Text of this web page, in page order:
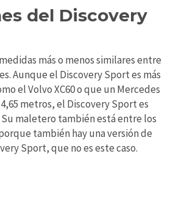
del Discovery
más o menos similares entre
Aunque el Discovery Sport es más
el Volvo XC60 o que un Mercedes
metros, el Discovery Sport es
Su maletero también está entre los
también hay una versión de
Sport, que no es este caso.